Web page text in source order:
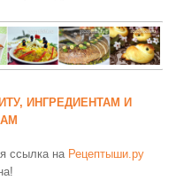
ИНГРЕДИЕНТАМ И
ссылка на Рецептыши.ру